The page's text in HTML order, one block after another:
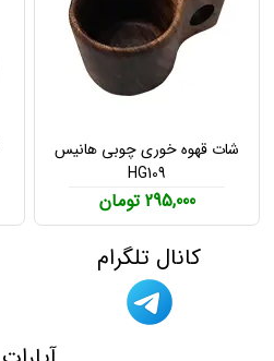
شات قهوه خوری چوبی هانیس
HG109
295,000 تومان
کانال تلگرام